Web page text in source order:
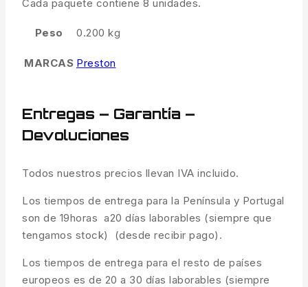
Cada paquete contiene 8 unidades.
Peso 0.200 kg
MARCAS Preston
Entregas – Garantía –
Devoluciones
Todos nuestros precios llevan IVA incluido.
Los tiempos de entrega para la Península y Portugal
son de 19horas a20 días laborables (siempre que
tengamos stock) (desde recibir pago).
Los tiempos de entrega para el resto de países
europeos es de 20 a 30 días laborables (siempre